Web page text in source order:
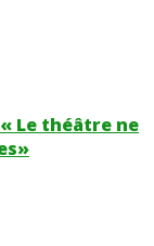
Le théâtre ne